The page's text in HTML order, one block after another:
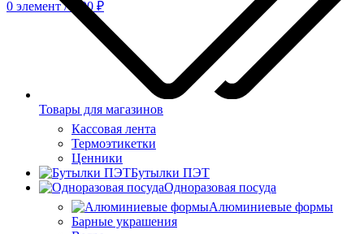
0 элемент / 0.00 ₽
Товары для магазинов
Кассовая лента
Термоэтикетки
Ценники
Бутылки ПЭТ
Одноразовая посуда
Алюминиевые формы
Барные украшения